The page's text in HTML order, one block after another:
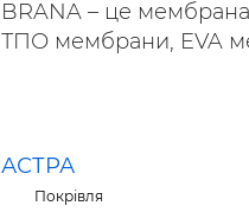
BRANA – це
ТПО мембрани, EVA
АСТРА
Покрівля